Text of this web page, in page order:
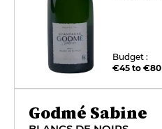
Budget :
€45 to €80
Godmé Sabine